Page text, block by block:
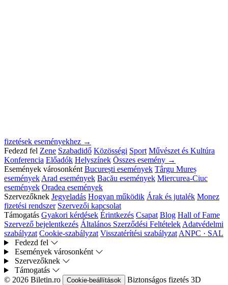
fizetések eseményekhez →
Fedezd fel Zene Szabadidő Közösségi Sport Művészet és Kultúra
Konferencia Előadók Helyszínek Összes esemény →
Események városonként București események Târgu Mureș
események Arad események Bacău események Miercurea-Ciuc
események Oradea események
Szervezőknek Jegyeladás Hogyan működik Árak és jutalék Monez
fizetési rendszer Szervezői kapcsolat
Támogatás Gyakori kérdések Érintkezés Csapat Blog Hall of Fame
Szervező bejelentkezés Általános Szerződési Feltételek Adatvédelmi
szabályzat Cookie-szabályzat Visszatérítési szabályzat ANPC · SAL
Fedezd fel
Események városonként
Szervezőknek
Támogatás
© 2026 Biletin.ro
Cookie-beállítások Biztonságos fizetés 3D